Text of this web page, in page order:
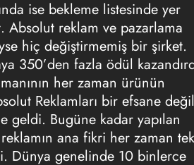
ise bekleme listesinde yer
Absolut reklam ve pazarlama
hiç değiştirmemiş bir şirket.
350’den fazla ödül
her zaman ürünün
Reklamları bir efsane
geldi. Bugüne kadar yapılan
ana fikri her zaman
Dünya genelinde 10 binlerce